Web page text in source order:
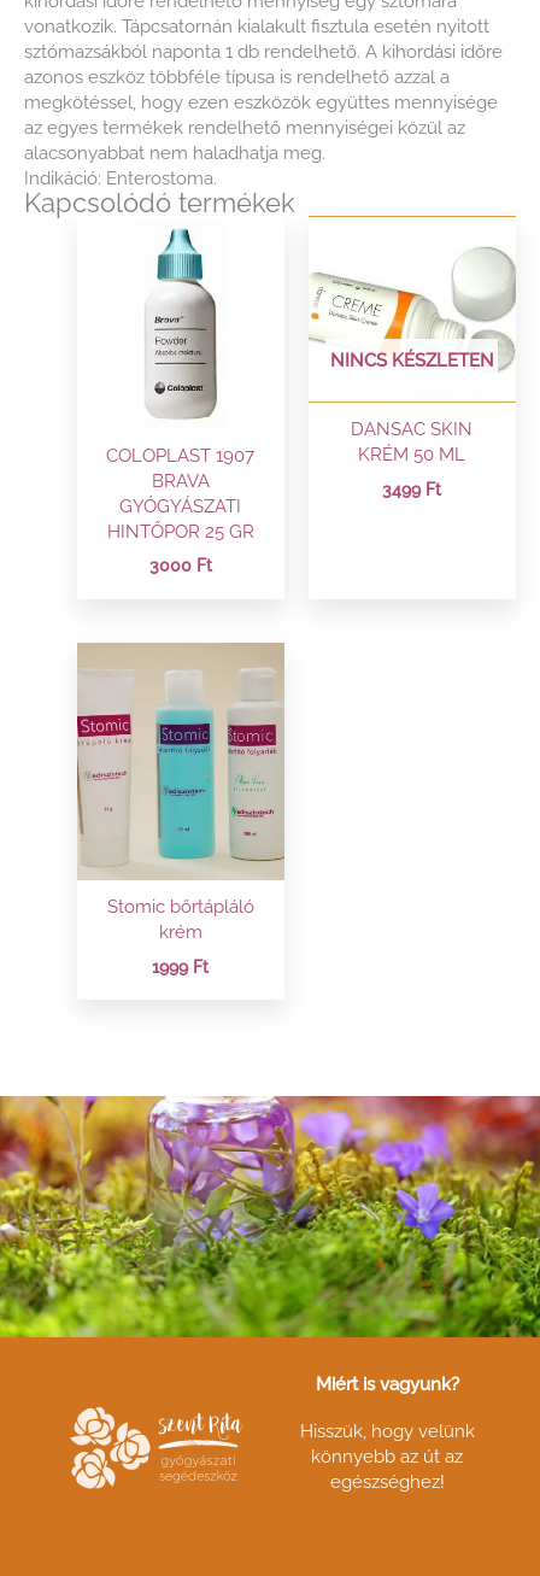
vonatkozik. Tápcsatornán kialakult fisztula esetén nyitott
sztómazsákból naponta 1 db rendelhető. A kihordási időre
azonos eszköz többféle típusa is rendelhető azzal a
megkötéssel, hogy ezen eszközök együttes mennyisége
az egyes termékek rendelhető mennyiségei közül az
alacsonyabbat nem haladhatja meg.
Indikáció: Enterostoma.
Kapcsolódó termékek
COLOPLAST 1907
BRAVA
GYÓGYÁSZATI
HINTŐPOR 25 GR
3000 Ft
NINCS KÉSZLETEN
DANSAC SKIN
KRÉM 50 ML
3499 Ft
Stomic bőrtápláló
krém
1999 Ft
Miért is vagyunk?
Hisszük, hogy velünk
könnyebb az út az
egészséghez!